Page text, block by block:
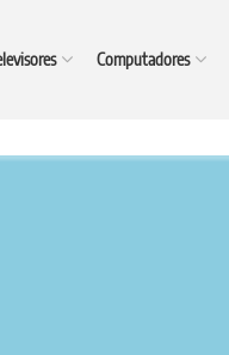
Computadores